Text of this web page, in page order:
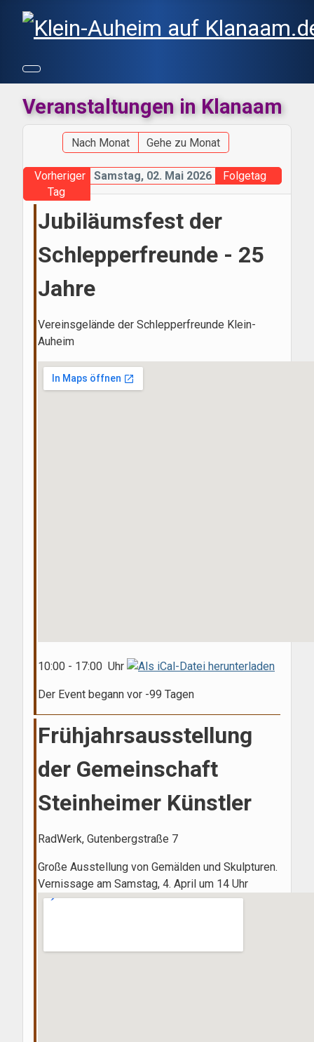
Veranstaltungen in Klanaam
Nach Monat Gehe zu Monat
Vorheriger
Tag
Samstag, 02. Mai 2026 Folgetag
Jubiläumsfest der
Schlepperfreunde - 25
Jahre
Vereinsgelände der Schlepperfreunde Klein-
Auheim
10:00 - 17:00 Uhr
Der Event begann vor -99 Tagen
Frühjahrsausstellung
der Gemeinschaft
Steinheimer Künstler
RadWerk, Gutenbergstraße 7
Große Ausstellung von Gemälden und Skulpturen.
Vernissage am Samstag, 4. April um 14 Uhr